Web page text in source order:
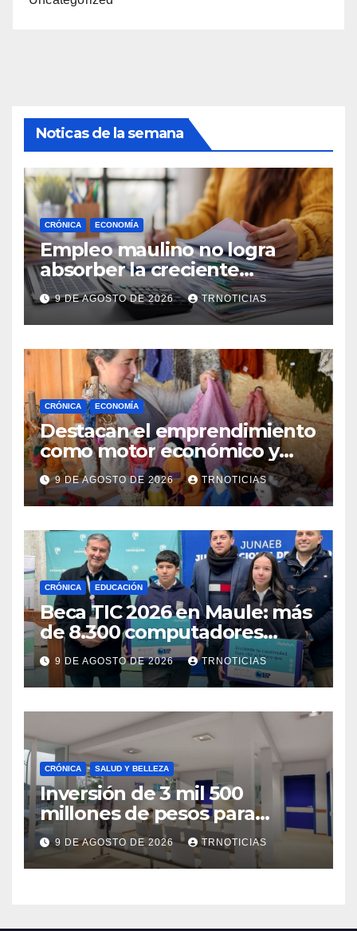
Noticas de la semana
CRÓNICA ECONOMÍA
Empleo maulino no logra
absorber la creciente
demanda por trabajo
9 DE AGOSTO DE 2026 TRNOTICIAS
CRÓNICA ECONOMÍA
Destacan el emprendimiento
como motor económico y
anuncia fortalecer apoyos
para empleo autónomo
9 DE AGOSTO DE 2026 TRNOTICIAS
CRÓNICA EDUCACIÓN
Beca TIC 2026 en Maule: más
de 8.300 computadores
están siendo entregados en
la región
9 DE AGOSTO DE 2026 TRNOTICIAS
CRÓNICA SALUD Y BELLEZA
Inversión de 3 mil 500
millones de pesos para
mejorar el Cesfam
Astaburuaga
9 DE AGOSTO DE 2026 TRNOTICIAS